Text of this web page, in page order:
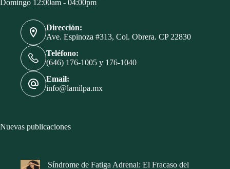
Domingo 12:00am - 04:00pm
Dirección:
Ave. Espinoza #313, Col. Obrera. CP 22830
Teléfono:
(646) 176-1005 y 176-1040
Email:
info@lamilpa.mx
Nuevas publicaciones
Síndrome de Fatiga Adrenal: El Fracaso del